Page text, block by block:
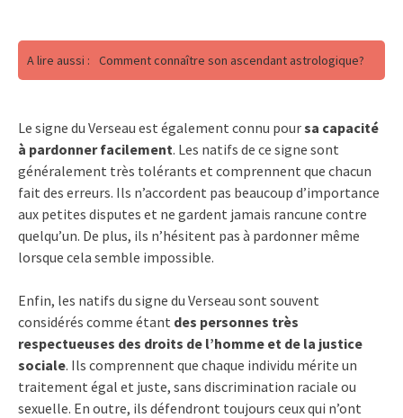
A lire aussi : Comment connaître son ascendant astrologique?
Le signe du Verseau est également connu poursa capacité
à pardonner facilement. Les natifs de ce signe sont
généralement très tolérants et comprennent que chacun
fait des erreurs. Ils n’accordent pas beaucoup d’importance
aux petites disputes et ne gardent jamais rancune contre
quelqu’un. De plus, ils n’hésitent pas à pardonner même
lorsque cela semble impossible.
Enfin, les natifs du signe du Verseau sont souvent
considérés comme étant des personnes très
respectueuses des droits de l’homme et de la justice
sociale. Ils comprennent que chaque individu mérite un
traitement égal et juste, sans discrimination raciale ou
sexuelle. En outre, ils défendront toujours ceux qui n’ont